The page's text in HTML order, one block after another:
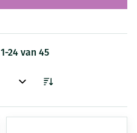
1-24 van 45